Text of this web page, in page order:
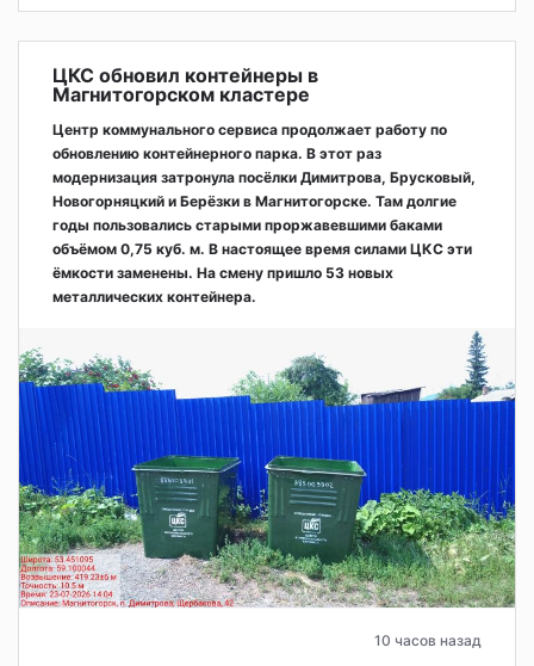
ЦКС обновил контейнеры в
Магнитогорском кластере
Центр коммунального сервиса продолжает работу по
обновлению контейнерного парка. В этот раз
модернизация затронула посёлки Димитрова, Брусковый,
Новогорняцкий и Берёзки в Магнитогорске. Там долгие
годы пользовались старыми проржавевшими баками
объёмом 0,75 куб. м. В настоящее время силами ЦКС эти
ёмкости заменены. На смену пришло 53 новых
металлических контейнера.
10 часов назад